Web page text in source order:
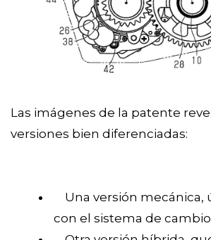
Las imágenes de la patente
versiones bien diferenciadas:
Una versión mecánica,
con el sistema de